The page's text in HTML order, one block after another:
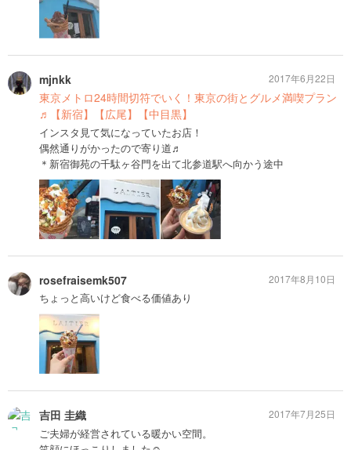
mjnkk
東京メトロ24時間切符でいく！東京の街とグルメ満喫プラン
♬【新宿】【広尾】【中目黒】
インスタ見て気になっていたお店！
偶然通りがかったので寄り道♬
＊新宿御苑の千駄ヶ谷門を出て北参道駅へ向かう途中
2017年6月22日
rosefraisemk507
ちょっと高いけど食べる価値あり
2017年8月10日
吉田 圭織
ご夫婦が経営されている暖かい空間。
2017年7月25日